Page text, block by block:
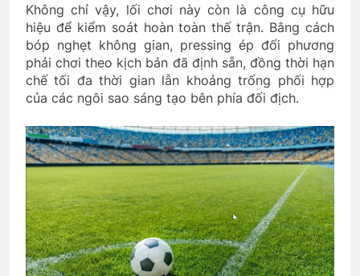
Không chỉ vậy, lối chơi này còn là công cụ hữu
hiệu để kiểm soát hoàn toàn thế trận. Bằng cách
bóp nghẹt không gian, pressing ép đối phương
phải chơi theo kịch bản đã định sẵn, đồng thời hạn
chế tối đa thời gian lẫn khoảng trống phối hợp
của các ngôi sao sáng tạo bên phía đối địch.